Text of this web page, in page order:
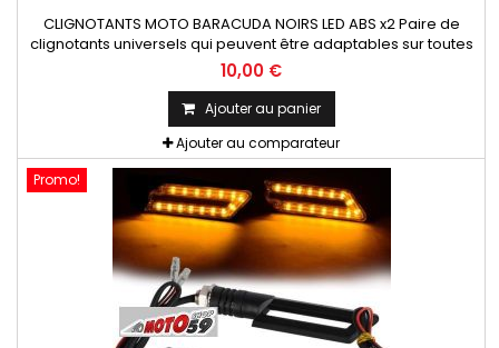
CLIGNOTANTS MOTO BARACUDA NOIRS LED ABS x2 Paire de
clignotants universels qui peuvent être adaptables sur toutes
motos ou scooters
10,00 €
Ajouter au panier
Ajouter au comparateur
Promo!